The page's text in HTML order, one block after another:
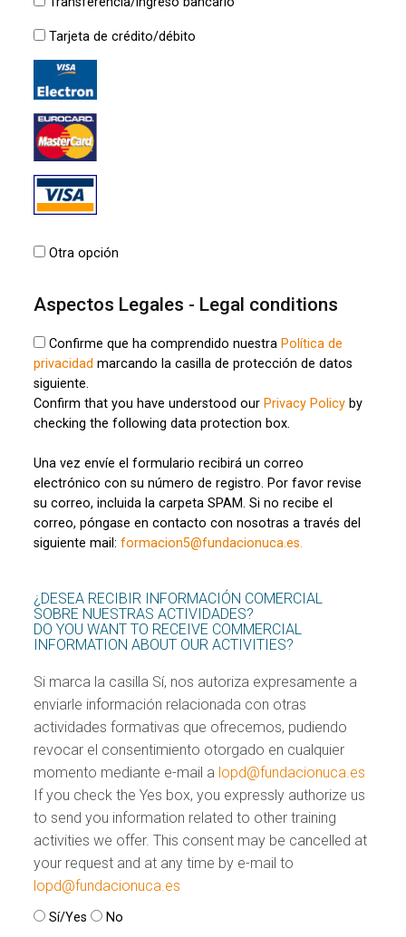
Tarjeta de crédito/débito
Otra opción
Aspectos Legales - Legal conditions
Confirme que ha comprendido nuestra Política de
privacidad marcando la casilla de protección de datos
siguiente.
Confirm that you have understood our Privacy Policy by
checking the following data protection box.
Una vez envíe el formulario recibirá un correo
electrónico con su número de registro. Por favor revise
su correo, incluida la carpeta SPAM. Si no recibe el
correo, póngase en contacto con nosotras a través del
siguiente mail:formacion5@fundacionuca.es.
¿DESEA RECIBIR INFORMACIÓN COMERCIAL
SOBRE NUESTRAS ACTIVIDADES?
DO YOU WANT TO RECEIVE COMMERCIAL
INFORMATION ABOUT OUR ACTIVITIES?
Si marca la casilla Sí, nos autoriza expresamente a
enviarle información relacionada con otras
actividades formativas que ofrecemos, pudiendo
revocar el consentimiento otorgado en cualquier
momento mediante e-mail a lopd@fundacionuca.es
If you check the Yes box, you expressly authorize us
to send you information related to other training
activities we offer. This consent may be cancelled at
your request and at any time by e-mail to
lopd@fundacionuca.es
Sí/Yes No